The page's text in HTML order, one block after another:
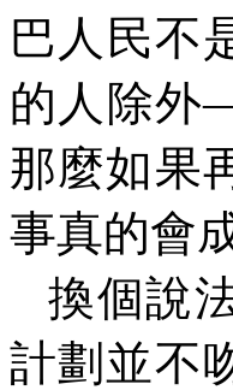
巴人民不
的人除外
那麼如果
事真的會
換個說
計劃並不